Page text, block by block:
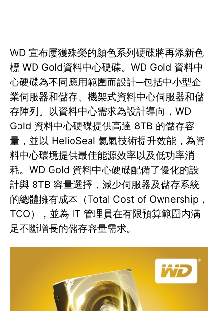
WD 宣布屢獲殊榮的顏色系列硬碟將再添新色
標 WD Gold資料中心硬碟。WD Gold 資料中
心硬碟為不同應用範圍而設計─包括中小型企
業伺服器和儲存、機架式資料中心伺服器和儲
存陣列。以資料中心需求為設計導向，WD
Gold 資料中心硬碟提供高達 8TB 的儲存容
量，並以 HelioSeal 氦氣技術提升效能，為資
料中心環境提供最佳能源效率以及低功率消
耗。WD Gold 資料中心硬碟配備了優化的設
計與 8TB 容量選擇，減少伺服器及儲存系統
的總體擁有成本（Total Cost of Ownership，
TCO），並為 IT 管理員在有限預算範圍内满
足不斷增長的儲存容量需求。